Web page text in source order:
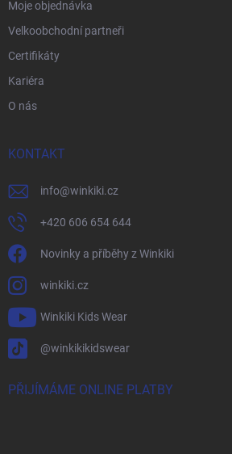
Moje objednávka
Velkoobchodní partneři
Certifikáty
Kariéra
O nás
KONTAKT
info@winkiki.cz
+420 606 654 644
Novinky a příběhy z Winkiki
winkiki.cz
Winkiki Kids Wear
@winkikikidswear
PŘIJÍMÁME ONLINE PLATBY